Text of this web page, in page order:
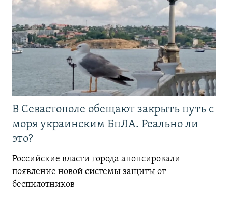
В Севастополе обещают закрыть путь с
моря украинским БпЛА. Реально ли
это?
Российские власти города анонсировали
появление новой системы защиты от
беспилотников